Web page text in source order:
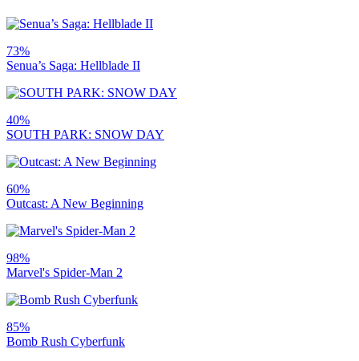
73%
Senua’s Saga: Hellblade II
40%
SOUTH PARK: SNOW DAY
60%
Outcast: A New Beginning
98%
Marvel's Spider-Man 2
85%
Bomb Rush Cyberfunk